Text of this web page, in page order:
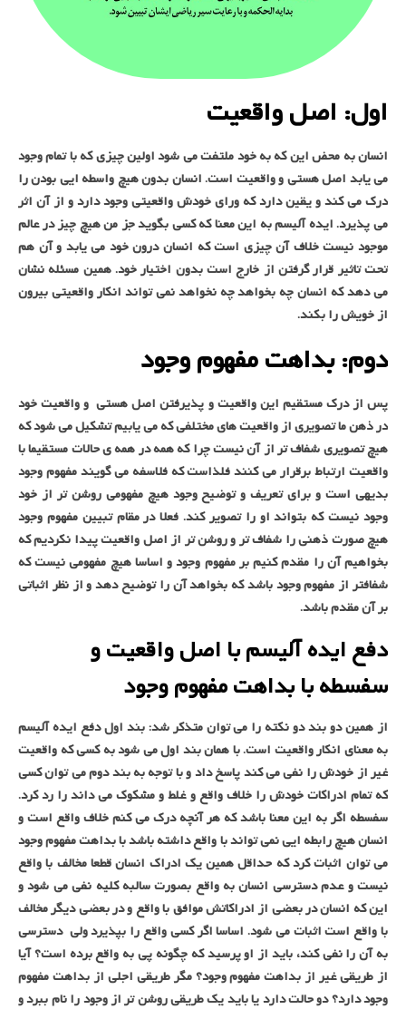
اول: اصل واقعیت
انسان به محض این که به خود ملتفت می شود اولین چیزی که با تمام وجود
می یابد اصل هستی و واقعیت است. انسان بدون هیچ واسطه ایی بودن را
درک می کند و یقین دارد که ورای خودش واقعیتی وجود دارد و از آن اثر
می پذیرد. ایده آلیسم به این معنا که کسی بگوید جز من هیچ چیز در عالم
موجود نیست خلاف آن چیزی است که انسان درون خود می یابد و آن هم
تحت تاثیر قرار گرفتن از خارج است بدون اختیار خود. همین مسئله نشان
می دهد که انسان چه بخواهد چه نخواهد نمی تواند انکار واقعیتی بیرون
از خویش را بکند.
دوم: بداهت مفهوم وجود
پس از درک مستقیم این واقعیت و پذیرفتن اصل هستی و واقعیت خود
در ذهن ما تصویری از واقعیت های مختلفی که می یابیم تشکیل می شود که
هیچ تصویری شفاف تر از آن نیست چرا که همه در همه ی حالات مستقیما با
واقعیت ارتباط برقرار می کنند فلذاست که فلاسفه می گویند مفهوم وجود
بدیهی است و برای تعریف و توضیح وجود هیچ مفهومی روشن تر از خود
وجود نیست که بتواند او را تصویر کند. فعلا در مقام تبیین مفهوم وجود
هیچ صورت ذهنی را شفاف تر و روشن تر از اصل واقعیت پیدا نکردیم که
بخواهیم آن را مقدم کنیم بر مفهوم وجود و اساسا هیچ مفهومی نیست که
شفافتر از مفهوم وجود باشد که بخواهد آن را توضیح دهد و از نظر اثباتی
بر آن مقدم باشد.
دفع ایده آلیسم با اصل واقعیت و
سفسطه با بداهت مفهوم وجود
از همین دو بند دو نکته را می توان متذکر شد: بند اول دفع ایده آلیسم
به معنای انکار واقعیت است. با همان بند اول می شود به کسی که واقعیت
غیر از خودش را نفی می کند پاسخ داد و با توجه به بند دوم می توان کسی
که تمام ادراکات خودش را خلاف واقع و غلط و مشکوک می داند را رد کرد.
سفسطه اگر به این معنا باشد که هر آنچه درک می کنم خلاف واقع است و
انسان هیچ رابطه ایی نمی تواند با واقع داشته باشد با بداهت مفهوم وجود
می توان اثبات کرد که حداقل همین یک ادراک انسان قطعا مخالف با واقع
نیست و عدم دسترسی انسان به واقع بصورت سالبه کلیه نفی می شود و
این که انسان در بعضی از ادراکاتش موافق با واقع و در بعضی دیگر مخالف
با واقع است اثبات می شود. اساسا اگر کسی واقع را بپذیرد ولی دسترسی
به آن را نفی کند، باید از او پرسید که چگونه پی به واقع برده است؟ آیا
از طریقی غیر از بداهت مفهوم وجود؟ مگر طریقی اجلی از بداهت مفهوم
وجود دارد؟ دو حالت دارد یا باید یک طریقی روشن تر از وجود را نام ببرد و